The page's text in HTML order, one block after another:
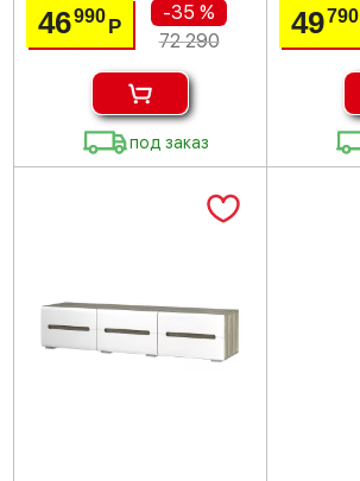
46990Р
-35 %
72 290
под заказ
49790